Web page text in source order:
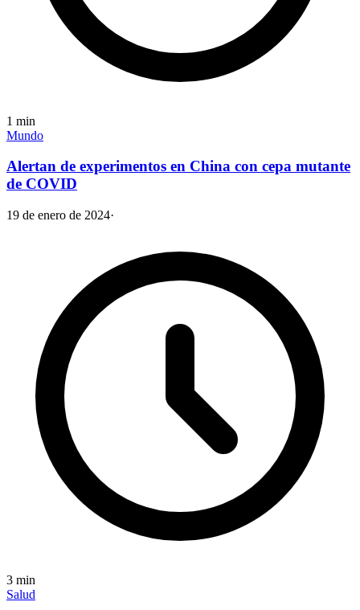
1 min
Mundo
Alertan de experimentos en China con cepa mutante
de COVID
19 de enero de 2024·
3 min
Salud